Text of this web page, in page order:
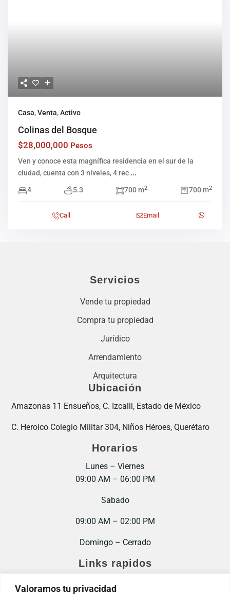
Valoramos tu privacidad
Casa,Venta,Activo
Colinas del Bosque
$28,000,000 Pesos
Ven y conoce esta magnífica residencia en el sur de la
ciudad, cuenta con 3 niveles, 4 rec ...
4 5.3 700 m2 700 m2
Call Email
Servicios
Vende tu propiedad
Compra tu propiedad
Jurídico
Arrendamiento
Arquitectura
Ubicación
Amazonas 11 Ensueños, C. Izcalli, Estado de México
C. Heroico Colegio Militar 304, Niños Héroes, Querétaro
Horarios
Lunes – Viernes
09:00 AM – 06:00 PM
Sabado
09:00 AM – 02:00 PM
Domingo – Cerrado
Links rapidos
Inicio